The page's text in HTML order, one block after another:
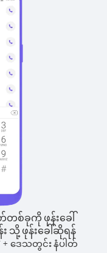
တစ်ခုကို ဖုန်းခေါ်
သို့ ဖုန်းခေါ်ဆိုရန်
+ ဒေသတွင်း နံပါတ်